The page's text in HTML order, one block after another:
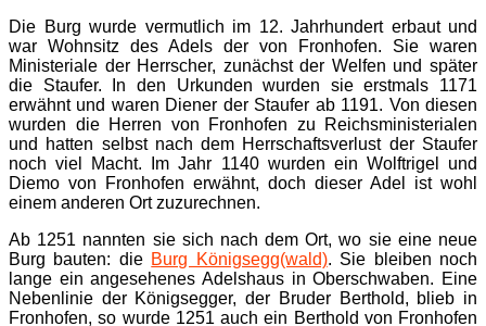
Die Burg wurde vermutlich im 12. Jahrhundert erbaut und
war Wohnsitz des Adels der von Fronhofen. Sie waren
Ministeriale der Herrscher, zunächst der Welfen und später
die Staufer. In den Urkunden wurden sie erstmals 1171
erwähnt und waren Diener der Staufer ab 1191. Von diesen
wurden die Herren von Fronhofen zu Reichsministerialen
und hatten selbst nach dem Herrschaftsverlust der Staufer
noch viel Macht. Im Jahr 1140 wurden ein Wolftrigel und
Diemo von Fronhofen erwähnt, doch dieser Adel ist wohl
einem anderen Ort zuzurechnen.
Ab 1251 nannten sie sich nach dem Ort, wo sie eine neue
Burg bauten: die Burg Königsegg(wald). Sie bleiben noch
lange ein angesehenes Adelshaus in Oberschwaben. Eine
Nebenlinie der Königsegger, der Bruder Berthold, blieb in
Fronhofen, so wurde 1251 auch ein Berthold von Fronhofen